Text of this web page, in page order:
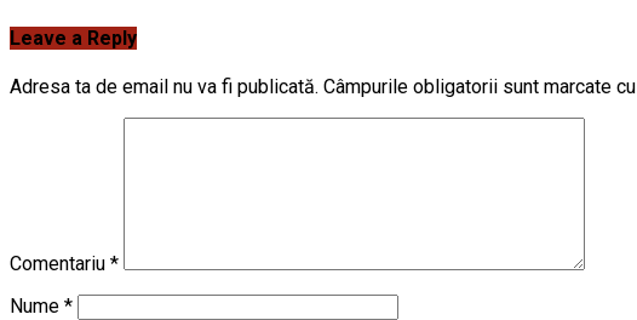
Leave a Reply
Adresa ta de email nu va fi publicată. Câmpurile obligatorii sunt marcate cu
Comentariu *
Nume *